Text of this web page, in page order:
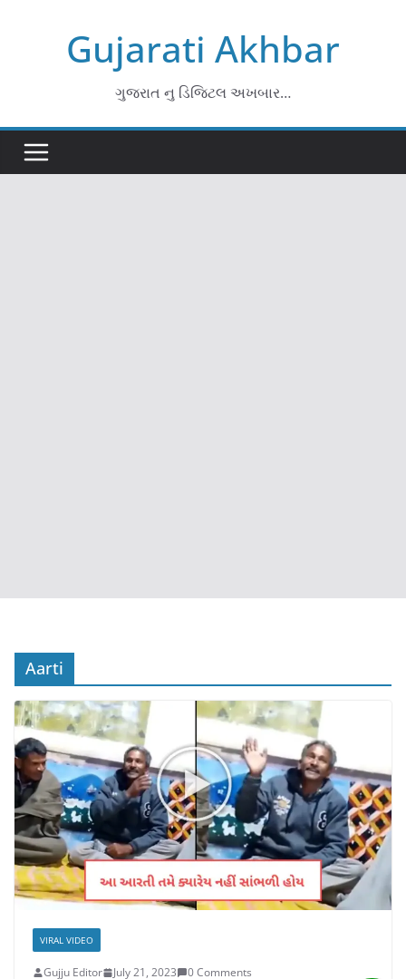
Gujarati Akhbar
ગુજરાત નુ ડિજિટલ અખબાર…
Aarti
VIRAL VIDEO
Gujju Editor July 21, 2023
0 Comments